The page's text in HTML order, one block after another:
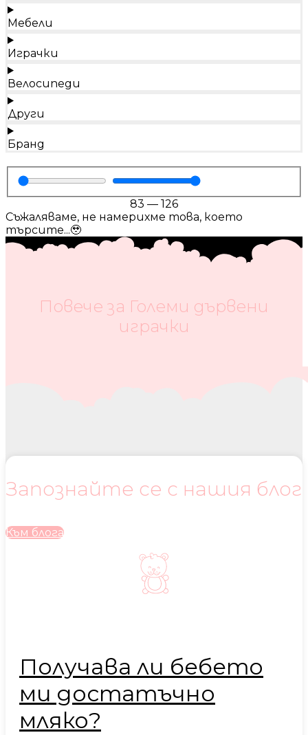
Мебели
Играчки
Велосипеди
Други
Бранд
83 — 126
Съжаляваме, не намерихме това, което
търсите...🥹
Повече за Големи дървени
играчки
Запознайте се с нашия блог
Към блога
Получава ли бебето
ми достатъчно
мляко?